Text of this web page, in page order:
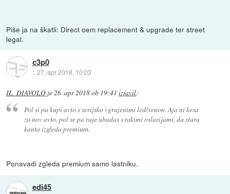
Piše ja na škatli: Direct oem replacement & upgrade ter street
legal.
c3p0
::27. apr 2018, 10:03
IL_DIAVOLO je26. apr 2018 ob 19:41 izjavil:
Pol si pa kupi avto s serijsko vgrajenimi led/xenon. Aja ni kesa
za nov avto, pol se pa raje ubadas s takimi oslarijami, da stara
kanta izgleda premium.
Ponavadi zgleda premium samo lastniku.
edi45